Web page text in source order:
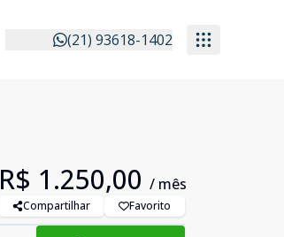
(21) 93618-1402
R$ 1.250,00 / mês
Compartilhar Favorito